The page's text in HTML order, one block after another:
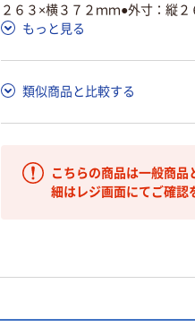
２６３×横３７２ｍｍ●外寸：縦
もっと見る
類似商品と比較する
こちらの商品は一般商品
細はレジ画面にてご確認